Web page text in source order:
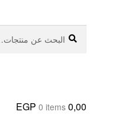
عن:
0,00
EGP 0 items